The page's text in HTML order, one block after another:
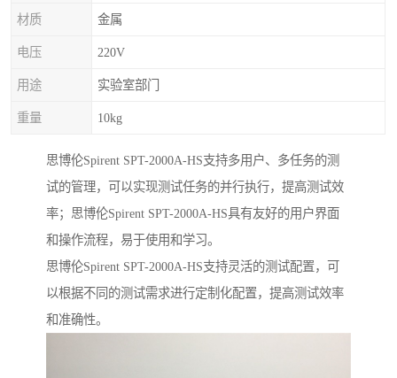
材质 金属
电压 220V
用途 实验室部门
重量 10kg
思博伦Spirent SPT-2000A-HS支持多用户、多任务的测
试的管理，可以实现测试任务的并行执行，提高测试效
率；思博伦Spirent SPT-2000A-HS具有友好的用户界面
和操作流程，易于使用和学习。
思博伦Spirent SPT-2000A-HS支持灵活的测试配置，可
以根据不同的测试需求进行定制化配置，提高测试效率
和准确性。